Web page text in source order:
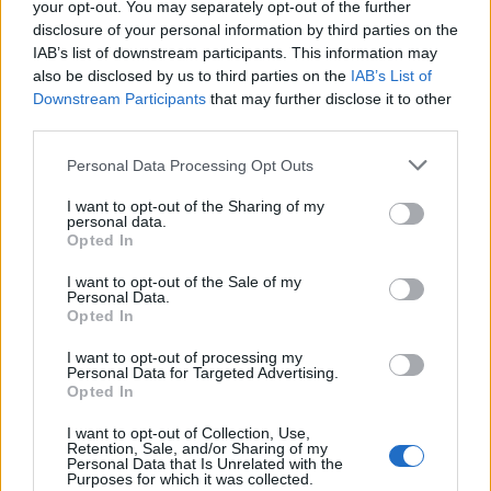
your opt-out. You may separately opt-out of the further
disclosure of your personal information by third parties on the
IAB’s list of downstream participants. This information may
also be disclosed by us to third parties on the IAB’s List of
Downstream Participants that may further disclose it to other
Personal Data Processing Opt Outs
I want to opt-out of the Sharing of my
personal data.
Opted In
I want to opt-out of the Sale of my
Personal Data.
Opted In
I want to opt-out of processing my
Personal Data for Targeted Advertising.
Opted In
I want to opt-out of Collection, Use,
Retention, Sale, and/or Sharing of my
Personal Data that Is Unrelated with the
Purposes for which it was collected.
se 400 mijë banorë
evakuohen
për tregtinë detare
Aksident në Peru/
Trembëdhjetë të vdekur
dhe katër të plagosur në
përplasjen midis furgonit
dhe kamionit
Rënia historike e Danubit
nxjerr nga uji anije naziste
pashpërthyera të Luftës
së Dytë Botërore
Ankaraja u kërkon
Moskës dhe Kievit
Zelensky paralajmëron:
Rusia mund të presë deri